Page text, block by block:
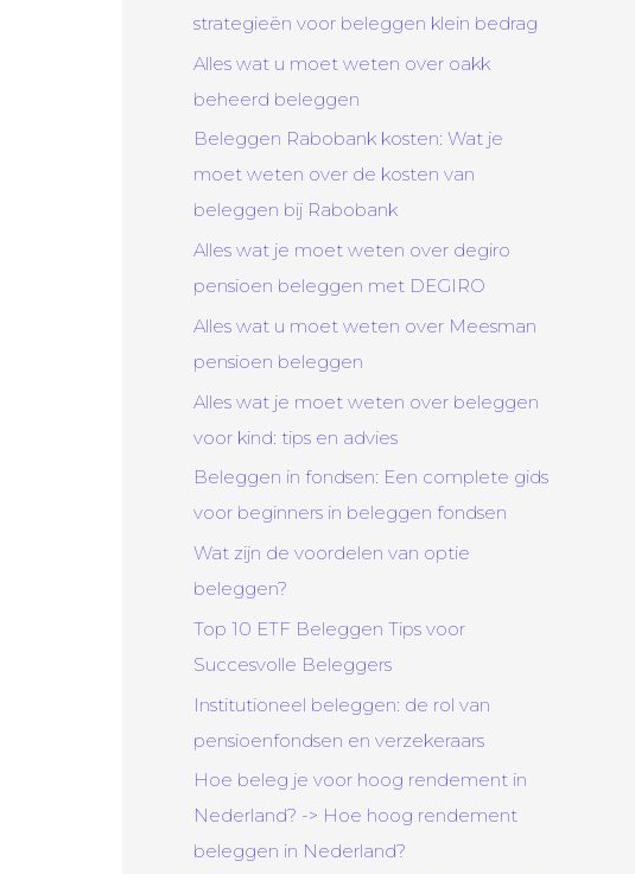
strategieën voor beleggen klein bedrag
Alles wat u moet weten over oakk
beheerd beleggen
Beleggen Rabobank kosten: Wat je
moet weten over de kosten van
beleggen bij Rabobank
Alles wat je moet weten over degiro
pensioen beleggen met DEGIRO
Alles wat u moet weten over Meesman
pensioen beleggen
Alles wat je moet weten over beleggen
voor kind: tips en advies
Beleggen in fondsen: Een complete gids
voor beginners in beleggen fondsen
Wat zijn de voordelen van optie
beleggen?
Top 10 ETF Beleggen Tips voor
Succesvolle Beleggers
Institutioneel beleggen: de rol van
pensioenfondsen en verzekeraars
Hoe beleg je voor hoog rendement in
Nederland? -> Hoe hoog rendement
beleggen in Nederland?